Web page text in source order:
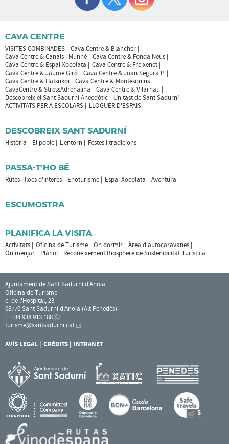
CAVA CENTRE
VISITES COMBINADES
Cava Centre & Blancher
Cava Centre & Canals i Munné
Cava Centre & Fonda Neus
Cava Centre & Espai Xocolata
Cava Centre & Freixenet
Cava Centre & Jaume Giró
Cava Centre & Joan Segura P.
Cava Centre & Hatsukoi
Cava Centre & Montesquius
CavaCentre & StressAdrenalina
Cava Centre & Vilarnau
Descobreix el Sant Sadurní Anecdòtic
Un tast de Sant Sadurní
ACTIVITATS PER A ESCOLARS
LLOGUER D'ESPAIS
DESCOBREIX SANT SADURNÍ
Història El poble L'entorn Festes i tradicions
PASSA-T'HO BÉ
Rutes i llocs d'interès Enoturisme Espai Xocolata Aventura
ESCUMOSTRA
PLANIFICA LA VISITA
Activitats Oficina de Turisme On dormir
Àrea d'autocaravanes
On menjar
Plànol Reconeixement Biosphere de Sostenibilitat Turística
Ajuntament de Sant Sadurní d'Anoia
Oficina de Turisme
c. de l'Hospital, 23
08770 Sant Sadurní d'Anoia (Alt Penedès)
T. +34 938 913 188
turisme@santsadurni.cat
AVÍS LEGAL CRÈDITS INTRANET